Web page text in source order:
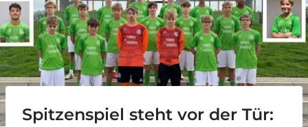
Spitzenspiel steht vor der Tür: